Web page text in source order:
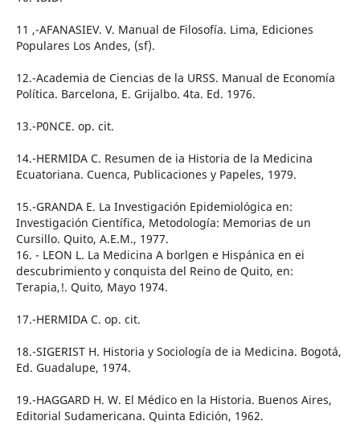
11 ,-AFANASIEV. V. Manual de Filosofía. Lima, Ediciones
Populares Los Andes, (sf).
12.-Academia de Ciencias de la URSS. Manual de Economía
Política. Barcelona, E. Grijalbo. 4ta. Ed. 1976.
13.-P0NCE. op. cit.
14.-HERMIDA C. Resumen de ia Historia de la Medicina
Ecuatoriana. Cuenca, Publicaciones y Papeles, 1979.
15.-GRANDA E. La Investigación Epidemiológica en:
Investigación Científica, Metodología: Memorias de un
Cursillo. Quito, A.E.M., 1977.
16. - LEON L. La Medicina A borlgen e Hispánica en ei
descubrimiento y conquista del Reino de Quito, en:
Terapia,!. Quito, Mayo 1974.
17.-HERMIDA C. op. cit.
18.-SIGERIST H. Historia y Sociología de ia Medicina. Bogotá,
Ed. Guadalupe, 1974.
19.-HAGGARD H. W. El Médico en la Historia. Buenos Aires,
Editorial Sudamericana. Quinta Edición, 1962.